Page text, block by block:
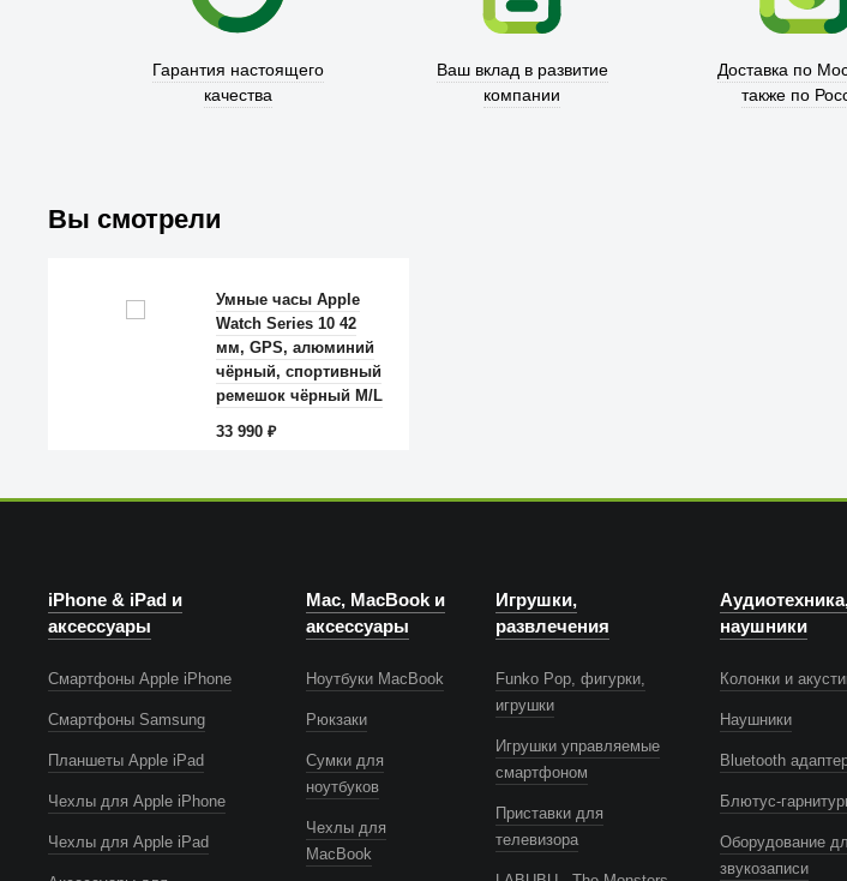
Гарантия настоящего
качества
Ваш вклад в развитие
компании
Доставка по
также по
Вы смотрели
Умные часы Apple
Watch Series 10 42
мм, GPS, алюминий
чёрный, спортивный
ремешок чёрный M/L
33 990₽
iPhone & iPad и
аксессуары
Смартфоны Apple iPhone
Смартфоны Samsung
Планшеты Apple iPad
Чехлы для Apple iPhone
Чехлы для Apple iPad
Mac, MacBook и
аксессуары
Ноутбуки MacBook
Рюкзаки
Сумки для
ноутбуков
Чехлы для
MacBook
Игрушки,
развлечения
Funko Pop, фигурки,
игрушки
Игрушки управляемые
смартфоном
Приставки для
телевизора
наушники
Колонки и
Наушники
Bluetooth
Блютус-
Оборудование
звукозаписи